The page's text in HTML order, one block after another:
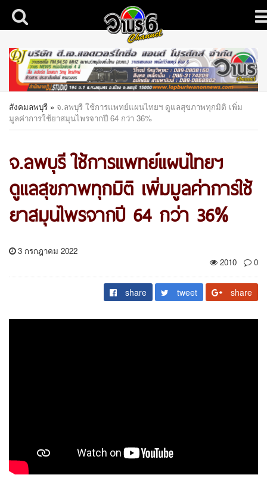
สังคมลพบุรี » จ.ลพบุรี ใช้การแพทย์แผนไทยฯ ดูแลสุขภาพทุกมิติ เพิ่ม
มูลค่าการใช้ยาสมุนไพรจากปี 64 กว่า 36%
จ.ลพบุรี ใช้การแพทย์แผนไทยฯ
ดูแลสุขภาพทุกมิติ เพิ่มมูลค่าการใช้
ยาสมุนไพรจากปี 64 กว่า 36%
3 กรกฎาคม 2022
2010
0
share tweet share